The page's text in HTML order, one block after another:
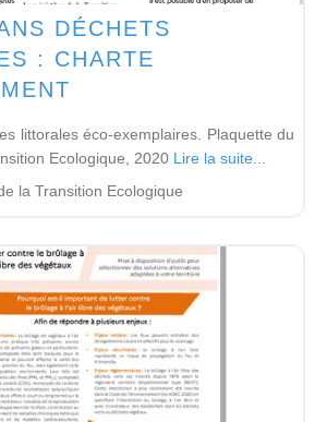
DÉCHETS
: CHARTE
littorales éco-exemplaires. Plaquette du
Ecologique, 2020 Lire la suite...
la Transition Ecologique